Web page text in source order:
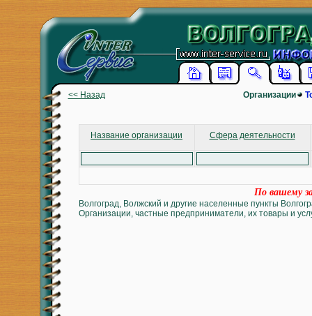
<< Назад Организации
Название организации Сфера деятельности
По вашему
Волгоград, Волжский и другие населенные пункты
Организации, частные предприниматели, их товары и